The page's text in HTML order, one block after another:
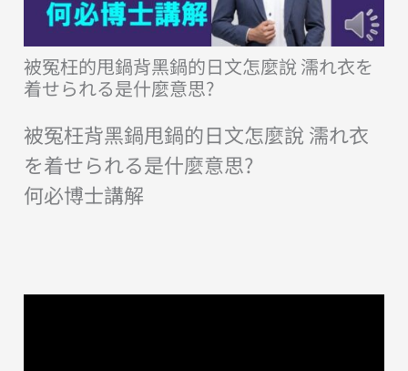
被冤枉的甩鍋背黑鍋的日文怎麼說 濡れ衣を
着せられる是什麼意思?
被冤枉背黑鍋甩鍋的日文怎麼說 濡れ衣
を着せられる是什麼意思?
何必博士講解